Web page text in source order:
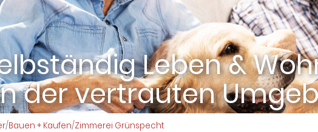
der vertrauten
Gemeinsam
Lebensraum für Alle
Erleichterung im
das Leben genießen
/Bauen + Kaufen/Zimmerei Grünspecht